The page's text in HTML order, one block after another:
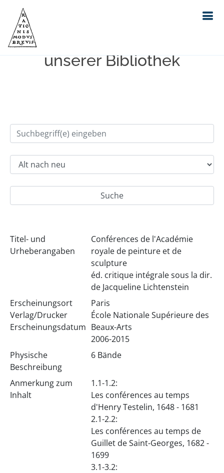
Einfache Suche im Bestand
unserer Bibliothek
Titel- und
Urheberangaben
Conférences de l'Académie
royale de peinture et de
sculpture
éd. critique intégrale sous la dir.
de Jacqueline Lichtenstein
Erscheinungsort
Verlag/Drucker
Erscheinungsdatum
Paris
École Nationale Supérieure des
Beaux-Arts
2006-2015
Physische
Beschreibung
6 Bände
Anmerkung zum
Inhalt
1.1-1.2:
Les conférences au temps
d'Henry Testelin, 1648 - 1681
2.1-2.2:
Les conférences au temps de
Guillet de Saint-Georges, 1682 -
1699
3.1-3.2: